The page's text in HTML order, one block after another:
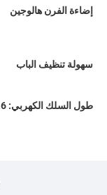
إضاءة الفرن هالوجين
سهولة تنظيف الباب
طول السلك الكهربي: 1.6 متر